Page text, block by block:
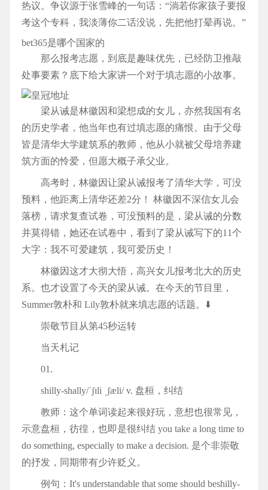
热议。争议源于张雪峰的一句话：“淌若你家孩子要报
考这个专科，我淡薄你二话没说，先把他打晕再说。”
bet365是哪个国家的
那么报考志愿，到底是趣味优先，已经防卫推敲
处事要素？底下给大家讲一个对于填志愿的小故事。
梁从诫是林徽因和梁想成的女儿，亦然我国有名
的历史学者，他当年也有过填志愿的痛恨。由于父母
皆是清华大学建筑系的教师，他从小就被父母培养建
筑方面的怜爱，但愿大概子承父业。
高考时，林徽因让梁从诫报考了清华大学，可没
预料，他距离上清华还差2分！ 林徽因不深信女儿会
落榜，请求复查试卷，可没预料的是，梁从诫的分数
并莫得错，她还在试卷中，看到了梁从诫写下的11个
大字：我不可爱建筑，我可爱历史！
林徽因这才大彻大悟，高兴女儿报考北大的历史
系。也才设置了今天的梁从诫。在今天的节目里，
Summer敦朴和 Lily敦朴就来填志愿的话题。⬇️
崇敬节目从第45秒运转
当天札记
01.
shilly-shally/ˈʃɪli ˌʃæli/ v. 盘桓，纠结
教师：这个单词读起来很好玩，意想也很常见，
示意盘桓，彷徨，也即是很纠结 you take a long time to
do something, especially to make a decision. 是个非崇敬
的抒发，同期带有少许贬义。
例句：It's understandable that some should beshilly-